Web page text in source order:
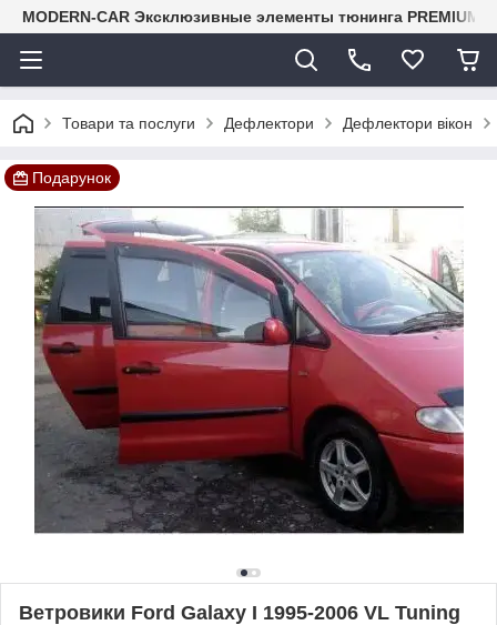
MODERN-CAR Эксклюзивные элементы тюнинга PREMIUM-
Товари та послуги Дефлектори Дефлектори вікон
Подарунок
Ветровики Ford Galaxy I 1995-2006 VL Tuning